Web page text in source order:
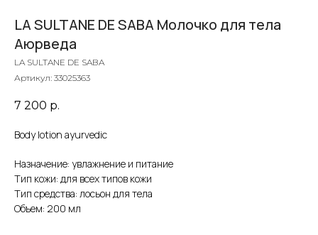
LA SULTANE DE SABA Молочко для тела
Аюрведа
LA SULTANE DE SABA
Артикул: 33025363
7 200 р.
Body lotion ayurvedic
Назначение: увлажнение и питание
Тип кожи: для всех типов кожи
Тип средства: лосьон для тела
Объем: 200 мл